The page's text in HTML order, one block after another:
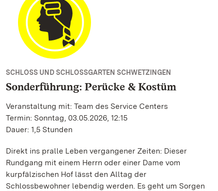
SCHLOSS UND SCHLOSSGARTEN SCHWETZINGEN
Sonderführung: Perücke & Kostüm
Veranstaltung mit: Team des Service Centers
Termin: Sonntag, 03.05.2026, 12:15
Dauer: 1,5 Stunden
Direkt ins pralle Leben vergangener Zeiten: Dieser
Rundgang mit einem Herrn oder einer Dame vom
kurpfälzischen Hof lässt den Alltag der
Schlossbewohner lebendig werden. Es geht um Sorgen